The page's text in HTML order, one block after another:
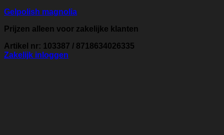
Gelpolish magnolia
Prijzen alleen voor zakelijke klanten
Artikel nr: 103387 / 8718634026335
Zakelijk inloggen